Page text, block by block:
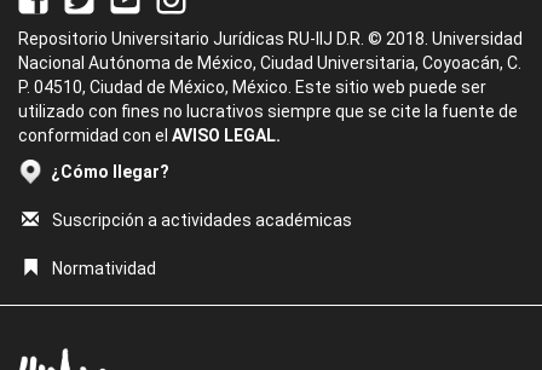
Repositorio Universitario Jurídicas RU-IIJ D.R. © 2018. Universidad
Nacional Autónoma de México, Ciudad Universitaria, Coyoacán, C.
P. 04510, Ciudad de México, México. Este sitio web puede ser
utilizado con fines no lucrativos siempre que se cite la fuente de
conformidad con el AVISO LEGAL.
¿Cómo llegar?
Suscripción a actividades académicas
Normatividad